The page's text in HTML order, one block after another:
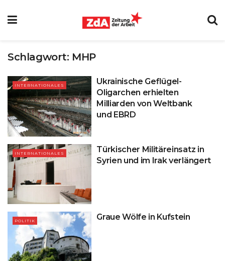
Schlagwort: MHP
INTERNATIONALES
Ukrainische Geflügel-
Oligarchen erhielten
Milliarden von Weltbank
und EBRD
INTERNATIONALES
Türkischer Militäreinsatz in
Syrien und im Irak verlängert
POLITIK Graue Wölfe in Kufstein